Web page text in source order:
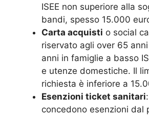
ISEE non superiore alla
bandi, spesso 15.000
Carta acquisti o social
riservato agli over 65
anni in famiglie a basso
e utenze domestiche. Il
richiesta è inferiore a
Esenzioni ticket sanitari
concedono esenzioni dal